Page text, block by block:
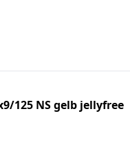
125 NS gelb jellyfree